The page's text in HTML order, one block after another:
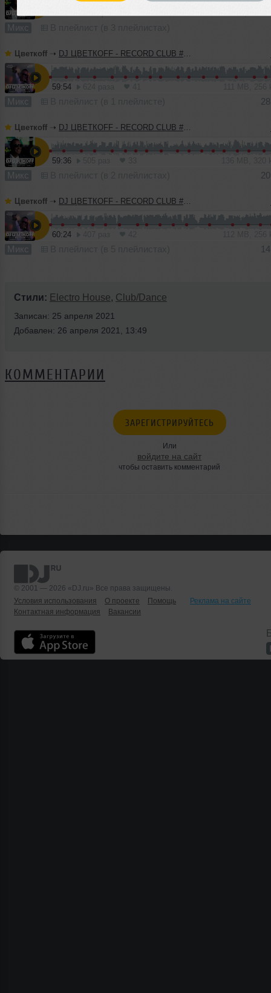
Микс
Цветкоff ➝ DJ ЦВЕТКОFF - RECORD CLUB #185 (24-04-2022)
59:54
Микс
Цветкоff ➝ DJ ЦВЕТКОFF - RECORD CLUB #184 (17-04-2022)
59:36
Микс
Цветкоff ➝ DJ ЦВЕТКОFF - RECORD CLUB #183 (10-04-2022)
60:24
Микс
Стили: Electro House, Club/Dance
Записан: 25 апреля 2021
Добавлен: 26 апреля 2021, 13:49
КОММЕНТАРИИ
ЗАРЕГИСТРИРУЙТЕСЬ
Или
войдите на сайт
чтобы оставить комментарий
© 2001 — 2026 «DJ.ru» Все права защищены.
Условия использования
О проекте Помощь
Реклама на сайте
Контактная информация
Вакансии